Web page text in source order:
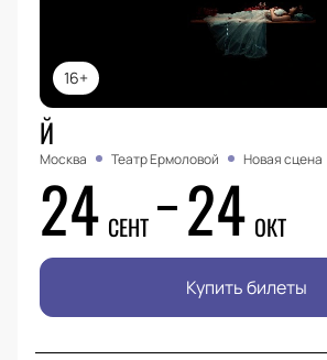
16+
Й
Москва Театр Ермоловой Новая сцена
24 СЕНТ 24 ОКТ
Купить билеты